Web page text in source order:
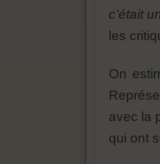
c’était
les
On
avec la
qui ont